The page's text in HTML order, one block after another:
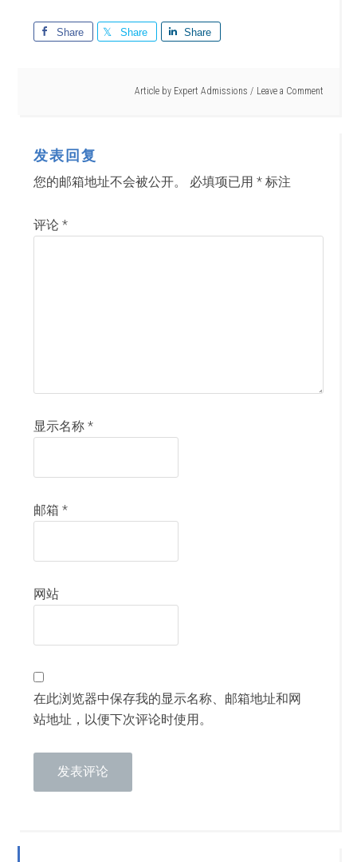
Share Share Share
Article by Expert Admissions Leave a Comment
发表回复
您的邮箱地址不会被公开。 必填项已用* 标注
评论*
显示名称*
邮箱*
网站
在此浏览器中保存我的显示名称、邮箱地址和网
站地址，以便下次评论时使用。